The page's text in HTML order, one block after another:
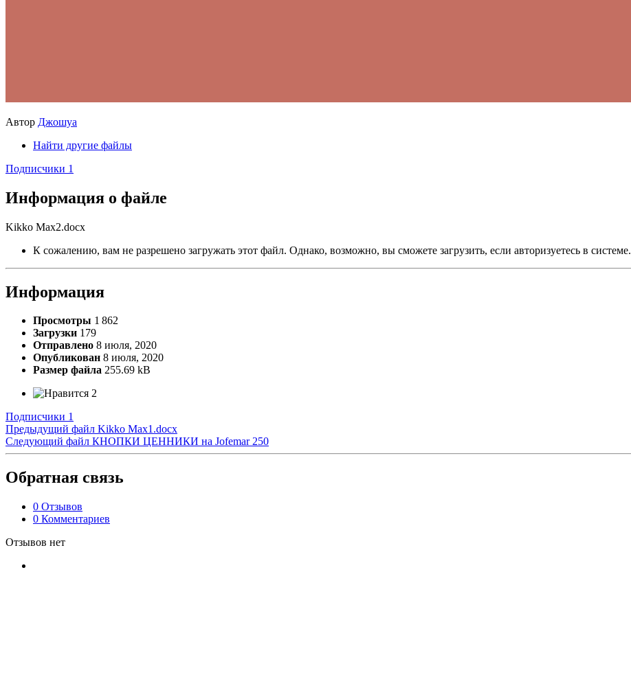
Автор Джошуа
Найти другие файлы
Подписчики 1
Информация о файле
Kikko Max2.docx
К сожалению, вам не разрешено загружать этот файл. Однако, возможно, вы сможете загрузить, если авторизуетесь в системе.
Информация
Просмотры 1 862
Загрузки 179
Отправлено 8 июля, 2020
Опубликован 8 июля, 2020
Размер файла 255.69 kB
2
Подписчики 1
Предыдущий файл Kikko Max1.docx
Следующий файл КНОПКИ ЦЕННИКИ на Jofemar 250
Обратная связь
0 Отзывов
0 Комментариев
Отзывов нет